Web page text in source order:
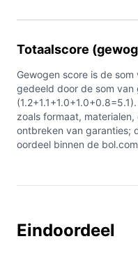
Totaalscore
Gewogen score is de
gedeeld door de som van
zoals formaat,
ontbreken van garanties;
oordeel binnen de
Eindoordeel